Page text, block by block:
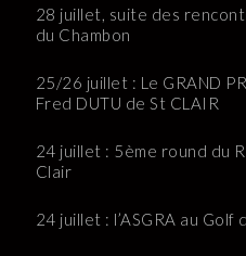
28 juillet, suite des
du Chambon
25/26 juillet : Le GRAND
Fred DUTU de St CLAIR
24 juillet : 5ème round du
Clair
24 juillet : l’ASGRA au Golf